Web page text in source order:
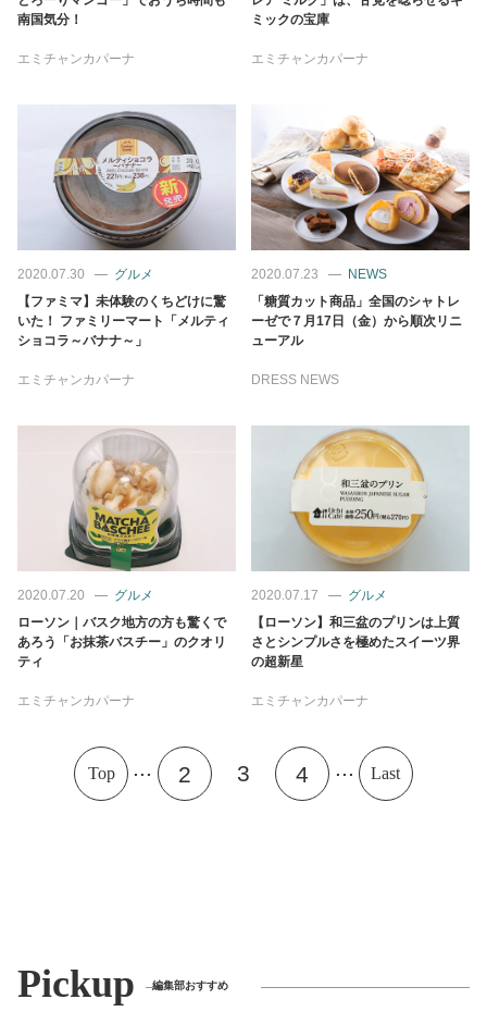
南国気分！
エミチャンカパーナ
ミックの宝庫
エミチャンカパーナ
2020.07.30
グルメ
【ファミマ】未体験のくちどけに驚
いた！ ファミリーマート「メルティ
ショコラ～バナナ～」
エミチャンカパーナ
2020.07.23
NEWS
「糖質カット商品」全国のシャトレ
ーゼで７月17日（金）から順次リニ
ューアル
DRESS NEWS
2020.07.20
グルメ
ローソン｜バスク地方の方も驚くで
あろう「お抹茶バスチー」のクオリ
ティ
エミチャンカパーナ
2020.07.17
グルメ
【ローソン】和三盆のプリンは上質
さとシンプルさを極めたスイーツ界
の超新星
エミチャンカパーナ
Top ... 2 3 4 ... Last
Pickup 編集部おすすめ